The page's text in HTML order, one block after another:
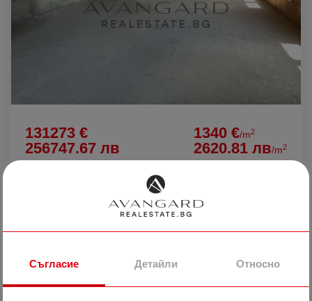
131273 €
256747.67 лв
1340 €/m2
2620.81 лв/m2
ПРОСТОРЕН ТРИСТАЕН ПРЕД АКТ15 /
ЮЖНО ИЗЛОЖЕНИЕ
22136
Реф #
Съгласие Детайли Относно